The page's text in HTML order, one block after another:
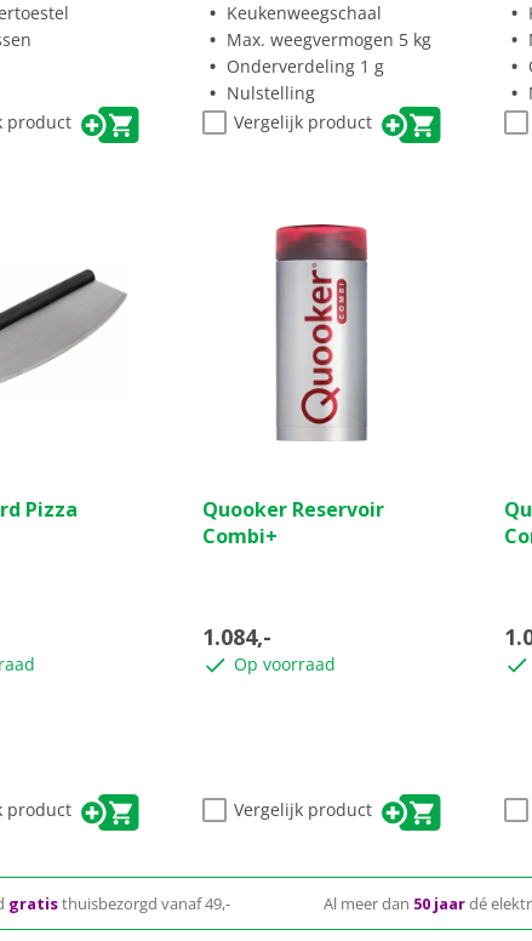
product
Keukenweegschaal
Max. weegvermogen 5 kg
Onderverdeling 1 g
Nulstelling
Vergelijk product
Pizza
product
van
de
Quooker Reservoir
Combi+
1.084,-
Op voorraad
Vergelijk product
de
gratisthuisbezorgd vanaf 49,- Al meer dan 50 jaardé